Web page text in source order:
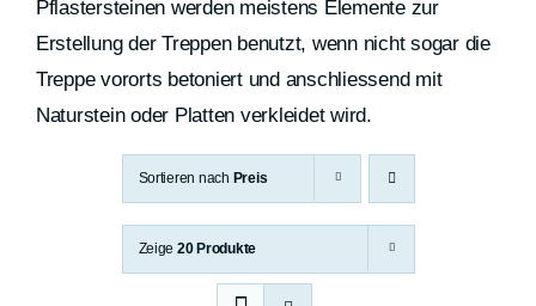
FR
Pflastersteinen werden meistens Elemente zur
Erstellung der Treppen benutzt, wenn nicht sogar die
Treppe vororts betoniert und anschliessend mit
Naturstein oder Platten verkleidet wird.
Sortieren nach Preis
Zeige 20 Produkte